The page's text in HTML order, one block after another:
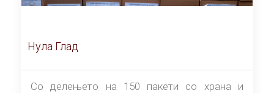
Нула Глад
Со делењето на 150 пакети со храна и